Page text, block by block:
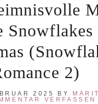
Snowflakes
2)
2025 BY
MARIT
VERFASSEN